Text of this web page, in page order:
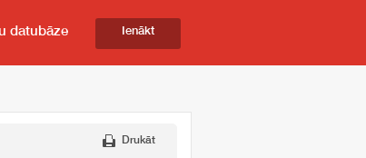
datubāze Ienākt
Drukāt